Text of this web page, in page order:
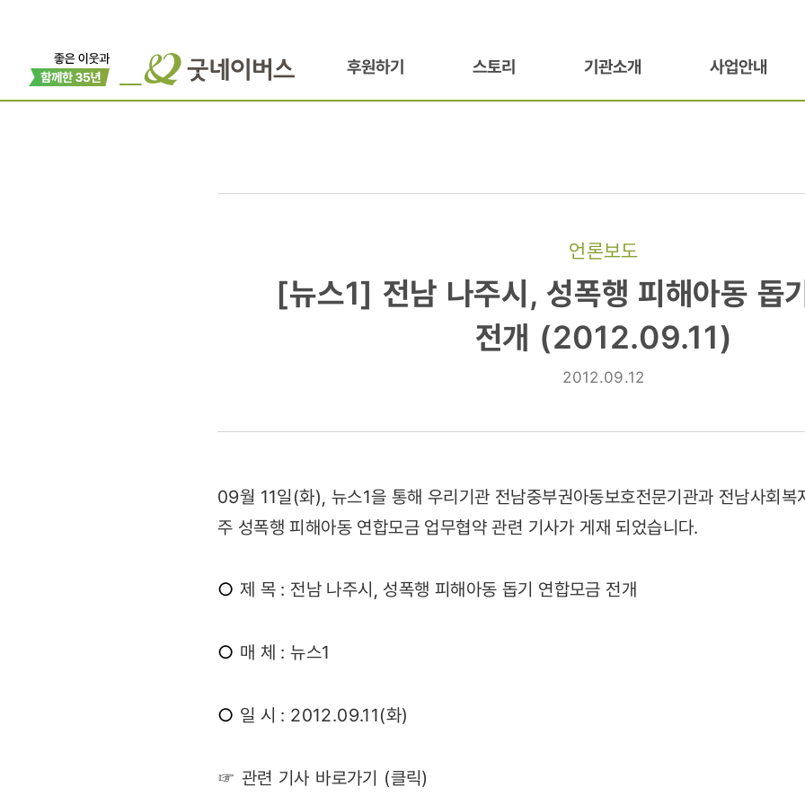
후원하기 스토리 기관소개 사업안내
언론보도
[뉴스1]
성폭행
돕기
전개
(2012.09.11)
[뉴스1] 전남 나주시, 성폭행 피해아동 돕
전개 (2012.09.11)
2012.09.12
09월 11일(화), 뉴스1을 통해 우리기관 전남중부권아동보호전문기관과 전남사회복
주 성폭행 피해아동 연합모금 업무협약 관련 기사가 게재 되었습니다.
○ 제 목 : 전남 나주시, 성폭행 피해아동 돕기 연합모금 전개
○ 매 체 : 뉴스1
○ 일 시 : 2012.09.11(화)
☞ 관련 기사 바로가기 (클릭)